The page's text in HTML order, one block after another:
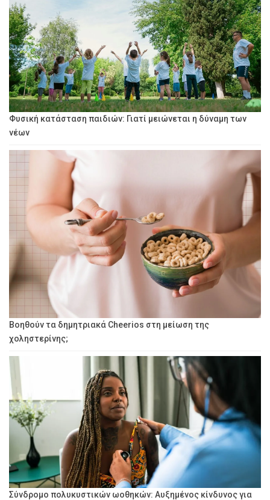
Φυσική κατάσταση παιδιών: Γιατί μειώνεται η δύναμη των
νέων
Βοηθούν τα δημητριακά Cheerios στη μείωση της
χοληστερίνης;
Σύνδρομο πολυκυστικών ωοθηκών: Αυξημένος κίνδυνος για